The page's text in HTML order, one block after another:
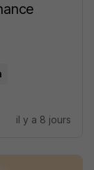
il y a 8 jours